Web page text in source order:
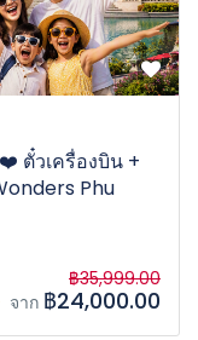
ตั๋วเครื่องบิน +
Phu
จาก
฿35,999.00
฿24,000.00